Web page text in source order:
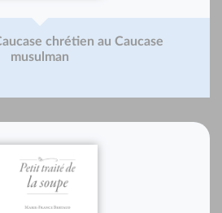
chrétien au Caucase
musulman